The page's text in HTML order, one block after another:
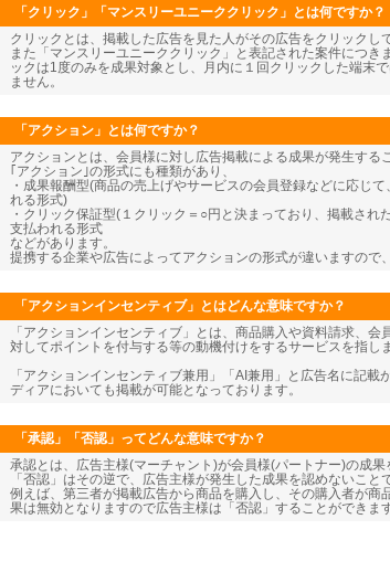
「クリック」「マンスリーユニーククリック」とは何ですか？
クリックとは、掲載した広告を見た人がその広告をクリックし
また「マンスリーユニーククリック」と表記された案件につき
ックは1度のみを成果対象とし、月内に１回クリックした端末
ません。
「アクション」とは何ですか？
アクションとは、会員様に対し広告掲載による成果が発生する
｢アクション｣の形式にも種類があり、
・成果報酬型(商品の売上げやサービスの会員登録などに応じ
れる形式)
・クリック保証型(１クリック＝○円と決まっており、掲載さ
支払われる形式
などがあります。
提携する企業や広告によってアクションの形式が違いますので
「アクションインセンティブ」とはどんな意味ですか？
「アクションインセンティブ」とは、商品購入や資料請求、
対してポイントを付与する等の動機付けをするサービスを指しま
「アクションインセンティブ兼用」「AI兼用」と広告名に記
ディアにおいても掲載が可能となっております。
「承認」「否認」ってどんな意味ですか？
承認とは、広告主様(マーチャント)が会員様(パートナー)の成果
「否認」はその逆で、広告主様が発生した成果を認めないこと
例えば、第三者が掲載広告から商品を購入し、その購入者が商
果は無効となりますので広告主様は「否認」することができます